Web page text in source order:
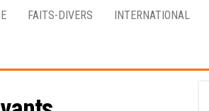
équilibrée
FAITS-DIVERS INTERNATIONAL